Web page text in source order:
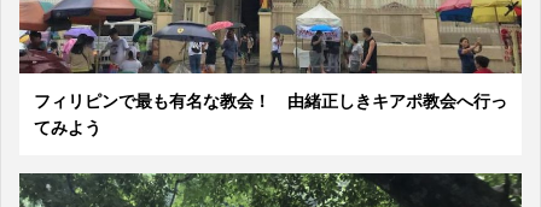
フィリピンで最も有名な教会！ 由緒正しきキアポ教会へ行っ
てみよう